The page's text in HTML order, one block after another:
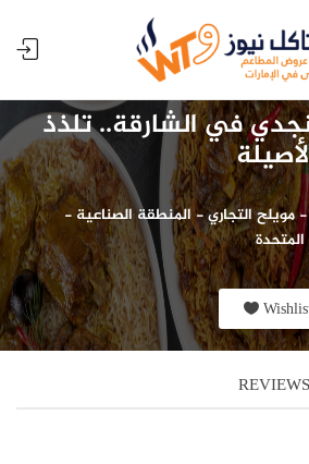
في الشارقة.. تلذذ
التجاري - المنطقة الصناعية -
المتحدة
REVIEWS